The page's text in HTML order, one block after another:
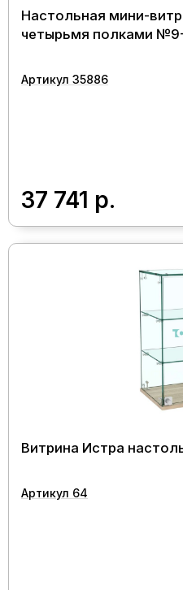
Настольная мини-
четырьмя полками
Артикул 35886
37 741 р.
Витрина Истра
Артикул 64